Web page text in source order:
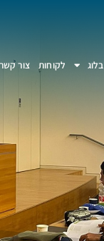
בלוג לקוחות צור קשר